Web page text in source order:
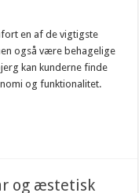
en af de vigtigste
også være behagelige
kan kunderne finde
og funktionalitet.
og æstetisk